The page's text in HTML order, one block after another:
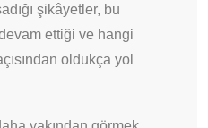
şikâyetler, bu
ettiği ve hangi
oldukça yol